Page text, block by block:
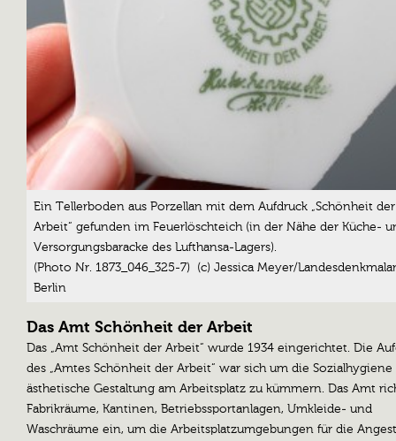
Ein Tellerboden aus Porzellan mit dem Aufdruck „Schönheit der
Arbeit“ gefunden im Feuerlöschteich (in der Nähe der Küche-
Versorgungsbaracke des Lufthansa-Lagers).
(Photo Nr. 1873_046_325-7) (c) Jessica Meyer/
Berlin
Das Amt Schönheit der Arbeit
Das „Amt Schönheit der Arbeit“ wurde 1934 eingerichtet. Die
des „Amtes Schönheit der Arbeit“ war sich um die Sozialhygiene
ästhetische Gestaltung am Arbeitsplatz zu kümmern. Das Amt
Fabrikräume, Kantinen, Betriebssportanlagen, Umkleide- und
Waschräume ein, um die Arbeitsplatzumgebungen für die